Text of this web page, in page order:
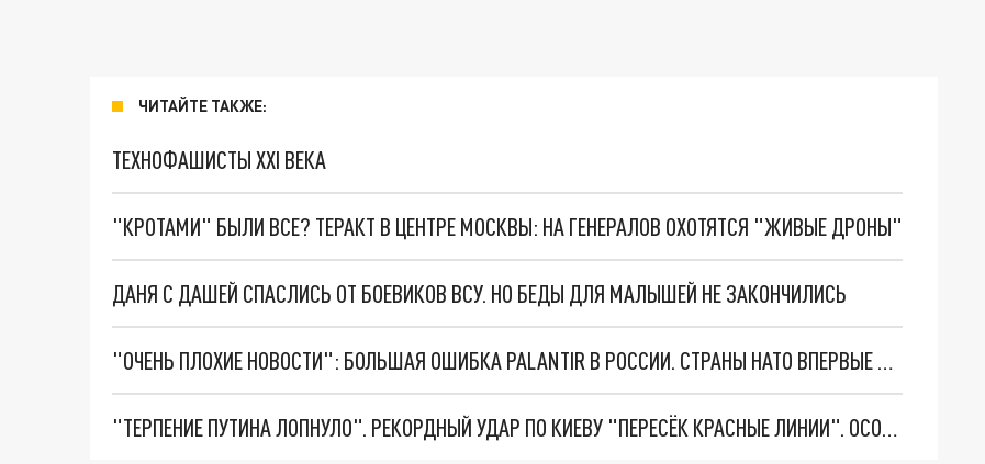
ЧИТАЙТЕ ТАКЖЕ:
ТЕХНОФАШИСТЫ XXI ВЕКА
"КРОТАМИ" БЫЛИ ВСЕ? ТЕРАКТ В ЦЕНТРЕ МОСКВЫ: НА ГЕНЕРАЛОВ ОХОТЯТСЯ "ЖИВЫЕ ДРОНЫ"
ДАНЯ С ДАШЕЙ СПАСЛИСЬ ОТ БОЕВИКОВ ВСУ. НО БЕДЫ ДЛЯ МАЛЫШЕЙ НЕ ЗАКОНЧИЛИСЬ
"ОЧЕНЬ ПЛОХИЕ НОВОСТИ": БОЛЬШАЯ ОШИБКА PALANTIR В РОССИИ. СТРАНЫ НАТО ВПЕРВЫЕ ЗА СВО ОСТАНОВИЛИ ПОСТАВКИ ОРУЖИЯ. ВСУ ТЕРЯЮТ ПРИГРАНИЧЬЕ?
"ТЕРПЕНИЕ ПУТИНА ЛОПНУЛО". РЕКОРДНЫЙ УДАР ПО КИЕВУ "ПЕРЕСЁК КРАСНЫЕ ЛИНИИ". ОСОБЫЕ СПЕЦЫ КНДР НА ЛБС? ТАЙНЫЕ ПЕРЕГОВОРЫ ЕВРОПЫ И МОСКВЫ